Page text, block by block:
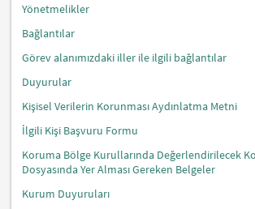
Yönetmelikler
Bağlantılar
Görev alanımızdaki iller ile ilgili bağlantılar
Duyurular
Kişisel Verilerin Korunması Aydınlatma Metni
İlgili Kişi Başvuru Formu
Koruma Bölge Kurullarında Değerlendirilecek
Dosyasında Yer Alması Gereken Belgeler
Kurum Duyuruları